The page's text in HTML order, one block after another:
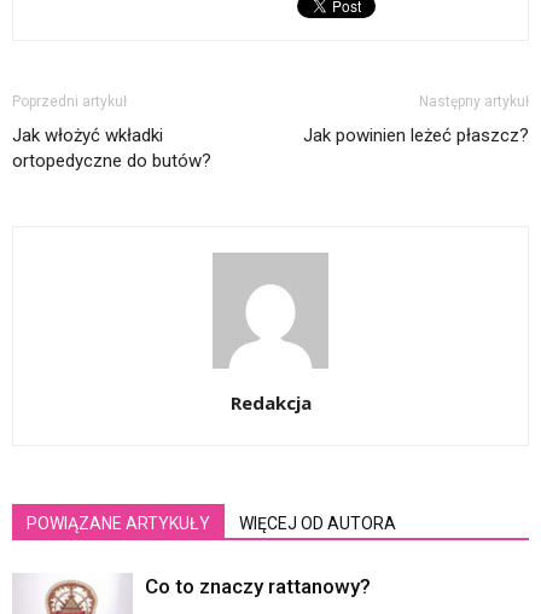
Poprzedni artykuł
Jak włożyć wkładki
ortopedyczne do butów?
Następny artykuł
Jak powinien leżeć płaszcz?
Redakcja
POWIĄZANE ARTYKUŁY WIĘCEJ OD AUTORA
Co to znaczy rattanowy?